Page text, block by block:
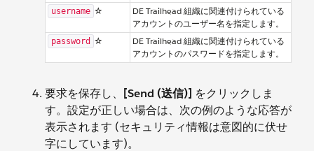
username ☆
DE Trailhead 組織に関連付けられている
アカウントのユーザー名を指定します。
password ☆
DE Trailhead 組織に関連付けられている
アカウントのパスワードを指定します。
要求を保存し、 [Send (送信)] をクリックしま
す。設定が正しい場合は、次の例のような応答が
表示されます (セキュリティ情報は意図的に伏せ
字にしています)。